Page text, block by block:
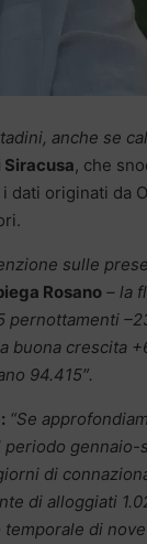
anche se
Siracusa, che
dati originati da
sulle
Rosano – la
crescita
94.415″.
“Se
gennaio-
di
di alloggiati
di